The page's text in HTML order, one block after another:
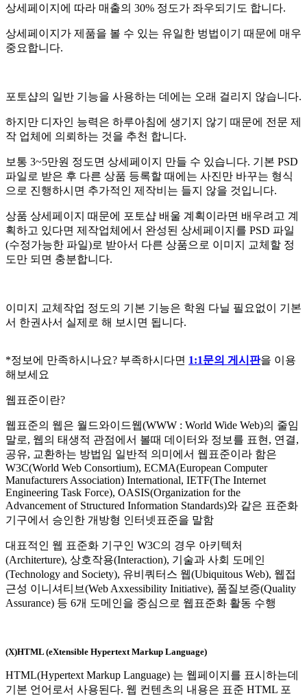
상세페이지에 따라 매출의 30% 정도가 좌우되기도 합니다.
상세페이지가 제품을 볼 수 있는 유일한 벙법이기 때문에 매우
중요합니다.
포토샵의 일반 기능을 사용하는 데에는 오래 걸리지 않습니다.
하지만 디자인 능력은 하루아침에 생기지 않기 때문에 전문 제
작 업체에 의뢰하는 것을 추천 합니다.
보통 3~5만원 정도면 상세페이지 만들 수 있습니다. 기본 PSD
파일로 받은 후 다른 상품 등록할 때에는 사진만 바꾸는 형식
으로 진행하시면 추가적인 제작비는 들지 않을 것입니다.
상품 상세페이지 때문에 포토샵 배울 계획이라면 배우려고 계
획하고 있다면 제작업체에서 완성된 상세페이지를 PSD 파일
(수정가능한 파일)로 받아서 다른 상품으로 이미지 교체할 정
도만 되면 충분합니다.
이미지 교체작업 정도의 기본 기능은 학원 다닐 필요없이 기본
서 한권사서 실제로 해 보시면 됩니다.
*정보에 만족하시나요? 부족하시다면 1:1문의 게시판을 이용
해보세요
웹표준이란?
웹표준의 웹은 월드와이드웹(WWW : World Wide Web)의 줄임
말로, 웹의 태생적 관점에서 볼때 데이터와 정보를 표현, 연결,
공유, 교환하는 방법임 일반적 의미에서 웹표준이라 함은
W3C(World Web Consortium), ECMA(European Computer
Manufacturers Association) International, IETF(The Internet
Engineering Task Force), OASIS(Organization for the
Advancement of Structured Information Standards)와 같은 표준화
기구에서 승인한 개방형 인터넷표준을 말함
대표적인 웹 표준화 기구인 W3C의 경우 아키텍처
(Architerture), 상호작용(Interaction), 기술과 사회 도메인
(Technology and Society), 유비쿼터스 웹(Ubiquitous Web), 웹접
근성 이니셔티브(Web Axxessibility Initiative), 품질보증(Quality
Assurance) 등 6개 도메인을 중심으로 웹표준화 활동 수행
(X)HTML (eXtensible Hypertext Markup Language)
HTML(Hypertext Markup Language) 는 웹페이지를 표시하는데
기본 언어로서 사용된다. 웹 컨텐츠의 내용은 표준 HTML 포